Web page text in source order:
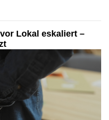
Lokal eskaliert –